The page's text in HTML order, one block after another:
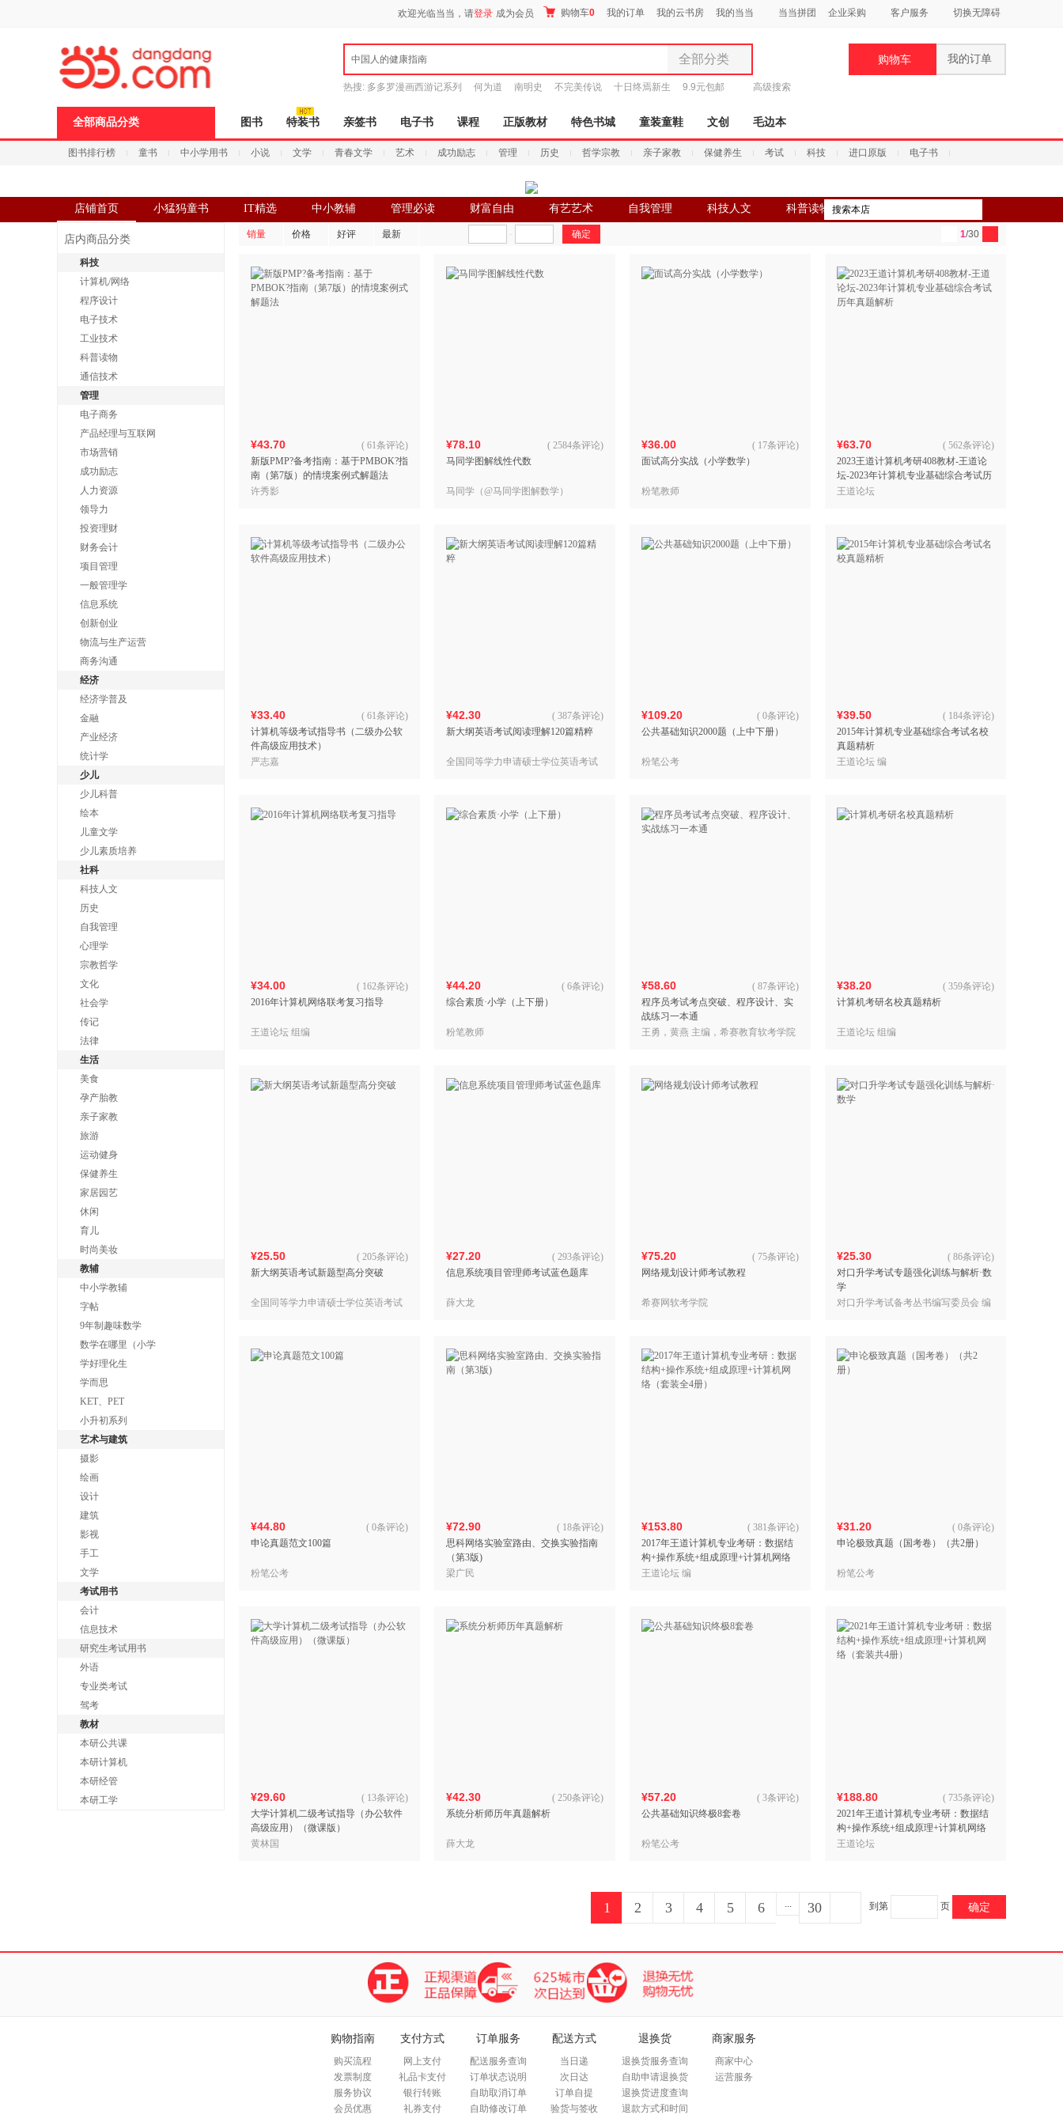
欢迎光临当当，请登录 成为会员 购物车0 我的订单 我的云书房 我的当当 当当拼团 企业采购 客户服务 切换无障碍
中国人的健康指南 全部分类
全部分类
图书
电子书
音像
时尚美妆
母婴用品
童装童鞋
手机通讯
家用电器
热搜: 多多罗漫画西游记系列 何为道 南明史 不完美传说 十日终焉新生 9.9元包邮 高级搜索
购物车 我的订单
全部商品分类 图书 特装书 亲签书 电子书 课程 正版教材 特色书城 童装童鞋 文创 毛边本
图书排行榜 童书 中小学用书 小说 文学 青春文学 艺术 成功励志 管理 历史 哲学宗教 亲子家教 保健养生 考试 科技 进口原版 电子书
店铺首页 小猛犸童书 IT精选 中小教辅 管理必读 财富自由 有艺艺术 自我管理 科技人文 科普读物
店内商品分类
科技
计算机/网络
程序设计
电子技术
工业技术
科普读物
通信技术
管理
电子商务
产品经理与互联网
市场营销
成功励志
人力资源
领导力
投资理财
财务会计
项目管理
一般管理学
信息系统
创新创业
物流与生产运营
商务沟通
经济
经济学普及
金融
产业经济
统计学
少儿
少儿科普
绘本
儿童文学
少儿素质培养
社科
科技人文
历史
自我管理
心理学
宗教哲学
文化
社会学
传记
法律
生活
美食
孕产胎教
亲子家教
旅游
运动健身
保健养生
家居园艺
休闲
育儿
时尚美妆
教辅
中小学教辅
字帖
9年制趣味数学
数学在哪里（小学
学好理化生
学而思
KET、PET
小升初系列
艺术与建筑
摄影
绘画
设计
建筑
影视
手工
文学
考试用书
会计
信息技术
研究生考试用书
外语
专业类考试
驾考
教材
本研公共课
本研计算机
本研经管
本研工学
销量 价格 好评 最新 1/30
¥43.70
新版PMP?备考指南：基于PMBOK?指
南（第7版）的情境案例式解题法
( 61条评论)
许秀影
¥78.10
马同学图解线性代数
( 2584条评论)
马同学（@马同学图解数学）
¥36.00
面试高分实战（小学数学）
( 17条评论)
粉笔教师
¥63.70
2023王道计算机考研408教材-王道论
坛-2023年计算机专业基础综合考试历
年真题解析
( 562条评论)
王道论坛
¥33.40
计算机等级考试指导书（二级办公软
件高级应用技术）
( 61条评论)
严志嘉
¥42.30
新大纲英语考试阅读理解120篇精粹
( 387条评论)
全国同等学力申请硕士学位英语考试
¥109.20
公共基础知识2000题（上中下册）
( 0条评论)
粉笔公考
¥39.50
2015年计算机专业基础综合考试名校
真题精析
( 184条评论)
王道论坛 编
¥34.00
2016年计算机网络联考复习指导
( 162条评论)
王道论坛 组编
¥44.20
综合素质·小学（上下册）
( 6条评论)
粉笔教师
¥58.60
程序员考试考点突破、程序设计、实
战练习一本通
( 87条评论)
王勇，黄燕 主编，希赛教育软考学院
¥38.20
计算机考研名校真题精析
( 359条评论)
王道论坛 组编
¥25.50
新大纲英语考试新题型高分突破
( 205条评论)
全国同等学力申请硕士学位英语考试
¥27.20
信息系统项目管理师考试蓝色题库
( 293条评论)
薛大龙
¥75.20
网络规划设计师考试教程
( 75条评论)
希赛网软考学院
¥25.30
对口升学考试专题强化训练与解析·数
学
( 86条评论)
对口升学考试备考丛书编写委员会 编
¥44.80
申论真题范文100篇
( 0条评论)
粉笔公考
¥72.90
思科网络实验室路由、交换实验指南
（第3版)
( 18条评论)
梁广民
¥153.80
2017年王道计算机专业考研：数据结
构+操作系统+组成原理+计算机网络
（套装全4册）
( 381条评论)
王道论坛 编
¥31.20
申论极致真题（国考卷）（共2册）
( 0条评论)
粉笔公考
¥29.60
大学计算机二级考试指导（办公软件
高级应用）（微课版）
( 13条评论)
黄林国
¥42.30
系统分析师历年真题解析
( 250条评论)
薛大龙
¥57.20
公共基础知识终极8套卷
( 3条评论)
粉笔公考
¥188.80
2021年王道计算机专业考研：数据结
构+操作系统+组成原理+计算机网络
（套装共4册）
( 735条评论)
王道论坛
到第 页 确定
1 2 3 4 5 6 ... 30
购物指南
购买流程
发票制度
服务协议
会员优惠
支付方式
网上支付
礼品卡支付
银行转账
礼券支付
订单服务
配送服务查询
订单状态说明
自助取消订单
自助修改订单
配送方式
当日递
次日达
订单自提
验货与签收
退换货
退换货服务查询
自助申请退换货
退换货进度查询
退款方式和时间
商家服务
商家中心
运营服务
页
浪